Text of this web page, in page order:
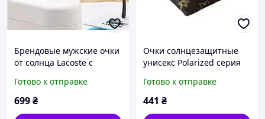
Брендовые мужские очки
от солнца Lacoste с
коричневые
Готово к отправке
699₴
Очки солнцезащитные
унисекс Polarized серия
солнца. Линза:
поликарбонат с
Готово к отправке
441 ₴